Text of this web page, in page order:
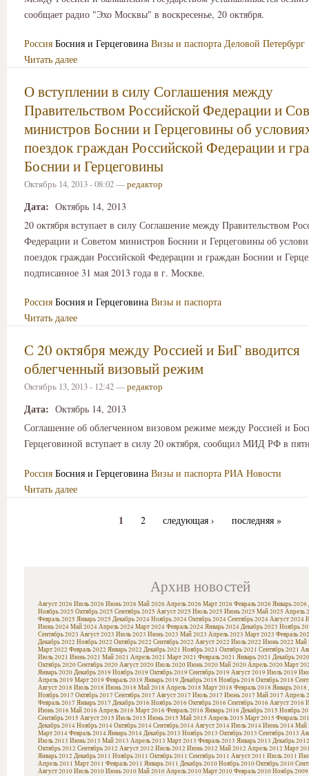
сообщает радио "Эхо Москвы" в воскресенье, 20 октября.
Россия Босния и Герцеговина Визы и паспорта Деловой Петербург
Читать далее
О вступлении в силу Соглашения между
Правительством Российской Федерации и
министров Боснии и Герцеговины об
поездок граждан Российской Федерации и
Боснии и Герцеговины
Октябрь 14, 2013 - 08:02 —редактор
Дата: Октябрь 14, 2013
20 октября вступает в силу Соглашение между Правительством
Федерации и Советом министров Боснии и Герцеговины об
поездок граждан Российской Федерации и граждан Боснии и
подписанное 31 мая 2013 года в г. Москве.
Россия Босния и Герцеговина Визы и паспорта
Читать далее
С 20 октября между Россией и БиГ вводится
облегченный визовый режим
Октябрь 13, 2013 - 12:42 —редактор
Дата: Октябрь 14, 2013
Соглашение об облегченном визовом режиме между Россией и
Герцеговиной вступает в силу 20 октября, сообщил МИД РФ в
Россия Босния и Герцеговина Визы и паспорта РИА Новости
Читать далее
1 2 следующая › последняя »
Архив новостей
Август 2026 Июль 2026 Июнь 2026 Май 2026 Апрель 2026 Март 2026 Февраль 2026 Январь 2026
Ноябрь 2025 Октябрь 2025 Сентябрь 2025 Август 2025 Июль 2025 Июнь 2025 Май 2025 Апрель
Февраль 2025 Январь 2025 Декабрь 2024Ноябрь 2024Октябрь 2024Сентябрь 2024Август 2024
Июнь 2024Май 2024Апрель 2024Март 2024Февраль 2024Январь 2024Декабрь 2023 Ноябрь
Сентябрь 2023 Август 2023 Июль 2023 Июнь 2023 Май 2023 Апрель 2023 Март 2023 Февраль
Декабрь 2022 Ноябрь 2022 Октябрь 2022 Сентябрь 2022 Август 2022 Июль 2022 Июнь 2022 Май
Март 2022 Февраль 2022 Январь 2022 Декабрь 2021 Ноябрь 2021 Октябрь 2021 Сентябрь 2021
Июль 2021 Июнь 2021 Май 2021 Апрель 2021 Март 2021 Февраль 2021 Январь 2021 Декабрь 2020
Октябрь 2020Сентябрь 2020Август 2020Июль 2020Июнь 2020Май 2020Апрель 2020Март
Январь 2020Декабрь 2019 Ноябрь 2019 Октябрь 2019 Сентябрь 2019 Август 2019 Июль 2019
Апрель 2019 Март 2019 Февраль 2019 Январь 2019 Декабрь 2018 Ноябрь 2018 Октябрь 2018
Август 2018 Июль 2018 Июнь 2018 Май 2018 Апрель 2018 Март 2018 Февраль 2018 Январь 2018
Ноябрь 2017 Октябрь 2017 Сентябрь 2017 Август 2017 Июль 2017 Июнь 2017 Май 2017 Апрель
Февраль 2017 Январь 2017 Декабрь 2016 Ноябрь 2016 Октябрь 2016 Сентябрь 2016 Август 2016
Июнь 2016 Май 2016 Апрель 2016 Март 2016 Февраль 2016 Январь 2016 Декабрь 2015 Ноябрь
Сентябрь 2015 Август 2015 Июль 2015 Июнь 2015 Май 2015 Апрель 2015 Март 2015 Февраль
Декабрь 2014Ноябрь 2014Октябрь 2014Сентябрь 2014Август 2014Июль 2014Июнь 2014Май
Март 2014Февраль 2014Январь 2014Декабрь 2013 Ноябрь 2013 Октябрь 2013 Сентябрь 2013
Июль 2013 Июнь 2013 Май 2013 Апрель 2013 Март 2013 Февраль 2013 Январь 2013 Декабрь 2012
Октябрь 2012 Сентябрь 2012 Август 2012 Июль 2012 Июнь 2012 Май 2012 Апрель 2012 Март
Январь 2012 Декабрь 2011 Ноябрь 2011 Октябрь 2011 Сентябрь 2011 Август 2011 Июль 2011
Апрель 2011 Март 2011 Февраль 2011 Январь 2011 Декабрь 2010Ноябрь 2010Октябрь 2010
Август 2010Июль 2010Июнь 2010Май 2010Апрель 2010Март 2010Февраль 2010Ноябрь 2009